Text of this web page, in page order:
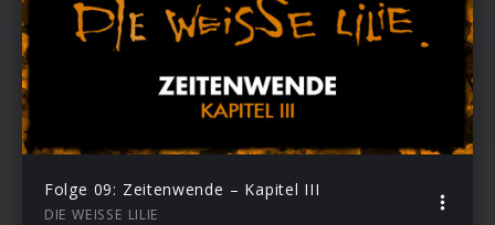
Folge 09: Zeitenwende – Kapitel III
DIE WEISSE LILIE